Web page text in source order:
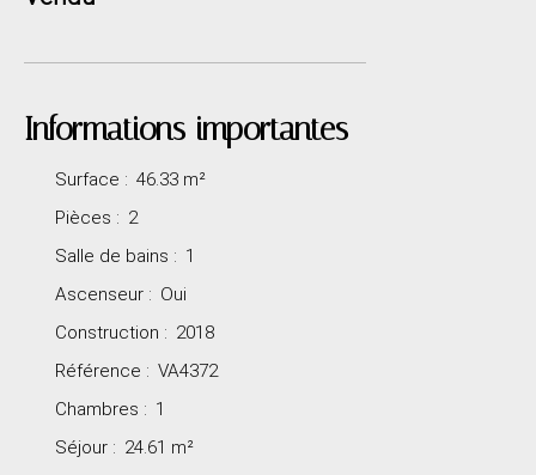
Informations importantes
Surface : 46.33 m²
Pièces : 2
Salle de bains : 1
Ascenseur : Oui
Construction : 2018
Référence : VA4372
Chambres : 1
Séjour : 24.61 m²